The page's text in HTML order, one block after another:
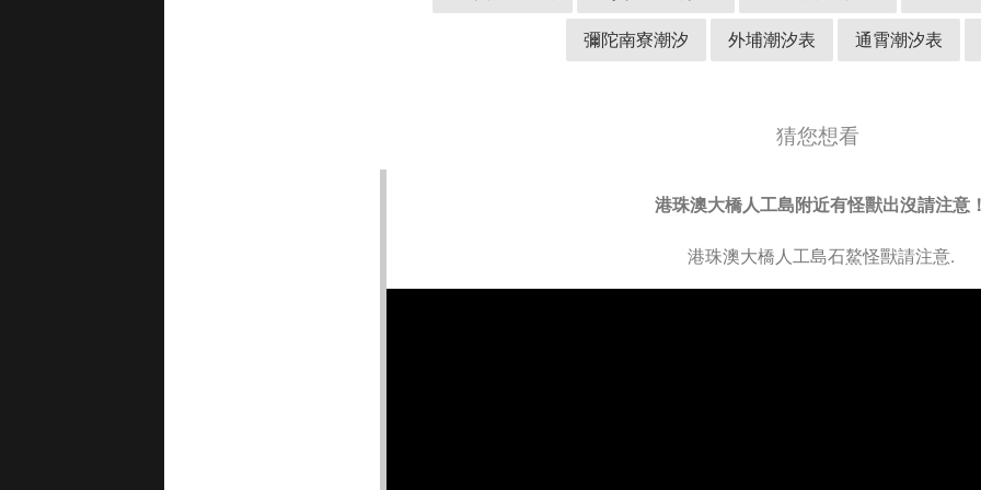
彌陀南寮潮汐 外埔潮汐表 通霄潮汐表
猜您想看
港珠澳大橋人工島附近有怪獸出沒請注意！
港珠澳大橋人工島石鰲怪獸請注意.